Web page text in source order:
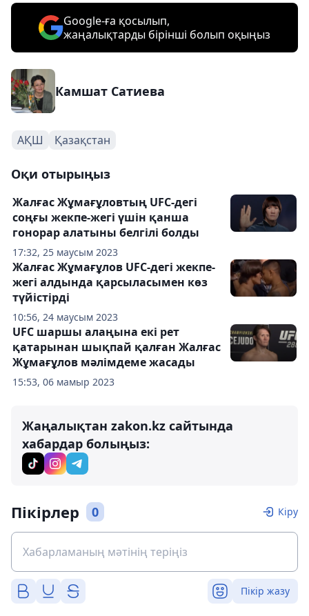
Google-ға қосылып,
жаңалықтарды бірінші болып оқыңыз
Камшат Сатиева
АҚШ Қазақстан
Оқи отырыңыз
17:32, 25 маусым 2023
Жалғас Жұмағұловтың UFC-дегі
соңғы жекпе-жегі үшін қанша
гонорар алатыны белгілі болды
10:56, 24 маусым 2023
Жалғас Жұмағұлов UFC-дегі жекпе-
жегі алдында қарсыласымен көз
түйістірді
15:53, 06 мамыр 2023
UFC шаршы алаңына екі рет
қатарынан шықпай қалған Жалғас
Жұмағұлов мәлімдеме жасады
Жаңалықтан zakon.kz сайтында
хабардар болыңыз:
Пікірлер 0 Кіру
Пікір жазу